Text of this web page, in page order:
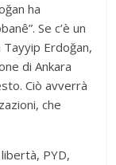
ha
Se c’è un
Erdoğan,
di Ankara
Ciò avverrà
che
PYD,